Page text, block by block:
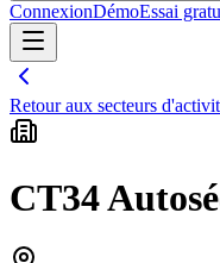
ConnexionDémoEssai
Retour aux secteurs
CT34